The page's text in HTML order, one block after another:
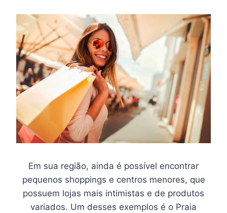
Em sua região, ainda é possível encontrar
pequenos shoppings e centros menores, que
possuem lojas mais intimistas e de produtos
variados. Um desses exemplos é o Praia